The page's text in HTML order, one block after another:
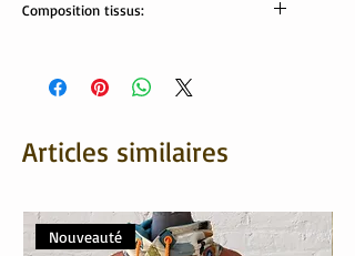
Composition tissus:
Articles similaires
Nouveauté